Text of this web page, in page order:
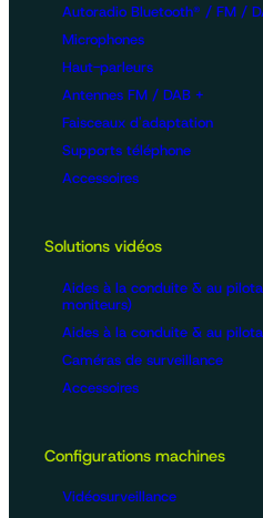
Autoradio Bluetooth® / FM /
Microphones
Haut-parleurs
Antennes FM / DAB +
Faisceaux d'adaptation
Supports téléphone
Accessoires
Solutions vidéos
Aides à la conduite & au
moniteurs)
Aides à la conduite & au
Caméras de surveillance
Accessoires
Configurations machines
Vidéosurveillance